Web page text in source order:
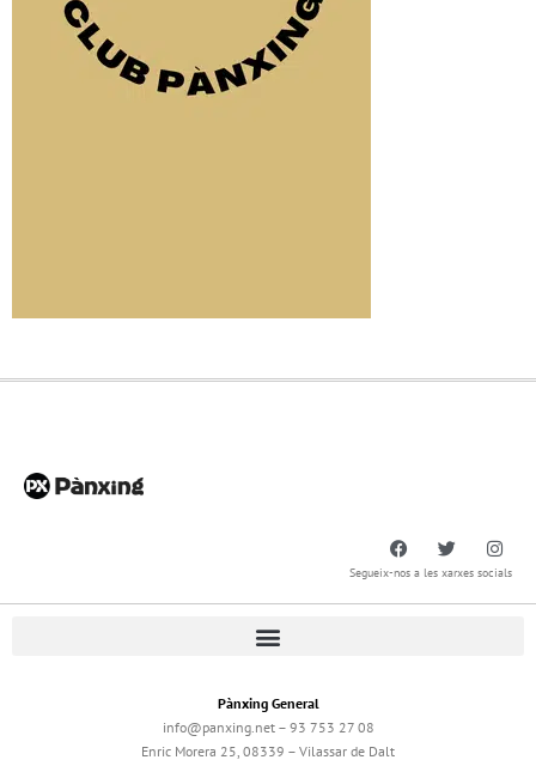
Segueix-nos a les xarxes socials
Pànxing General
info@panxing.net – 93 753 27 08
Enric Morera 25, 08339 – Vilassar de Dalt